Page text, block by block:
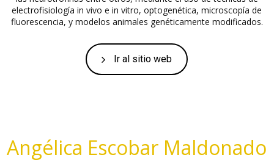
electrofisiología in vivo e in vitro, optogenética, microscopía de
fluorescencia, y modelos animales genéticamente modificados.
Ir al sitio web
Angélica Escobar Maldonado